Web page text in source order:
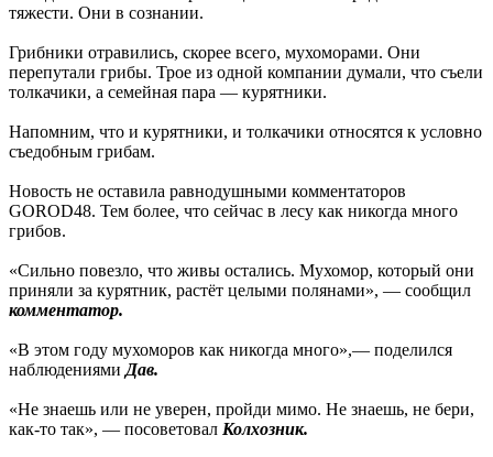
тяжести. Они в сознании.
Грибники отравились, скорее всего, мухоморами. Они
перепутали грибы. Трое из одной компании думали, что съели
толкачики, а семейная пара — курятники.
Напомним, что и курятники, и толкачики относятся к условно
съедобным грибам.
Новость не оставила равнодушными комментаторов
GOROD48. Тем более, что сейчас в лесу как никогда много
грибов.
«Сильно повезло, что живы остались. Мухомор, который они
приняли за курятник, растёт целыми полянами», — сообщил
комментатор.
«В этом году мухоморов как никогда много»,— поделился
наблюдениями Дав.
«Не знаешь или не уверен, пройди мимо. Не знаешь, не бери,
как-то так», — посоветовал Колхозник.